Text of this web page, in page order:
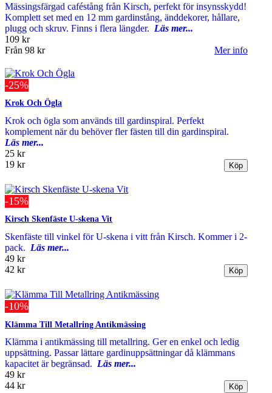
Mässingsfärgad caféstång från Kirsch, perfekt för insynsskydd!
Komplett set med en 12 mm gardinstång, änddekorer, hållare,
plugg och skruv. Finns i flera längder. Läs mer...
109 kr
Från 98 kr Mer info
-25%
Krok Och Ögla
Krok och ögla som används till gardinspiral. Perfekt
komplement när du behöver fler fästen till din gardinspiral.
Läs mer...
25 kr
19 kr
-15%
Kirsch Skenfäste U-skena Vit
Skenfäste till vinkel för U-skena i vitt från Kirsch. Kommer i 2-
pack. Läs mer...
49 kr
42 kr
-10%
Klämma Till Metallring Antikmässing
Klämma i antikmässing till metallring. Ger en enkel och ledig
uppsättning. Passar lättare gardinuppsättningar då klämmans
kapacitet är begränsad. Läs mer...
49 kr
44 kr